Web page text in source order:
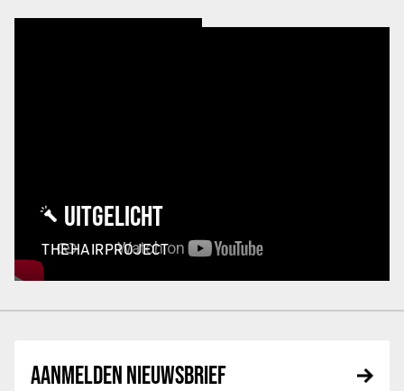
UITGELICHT
THEHAIRPROJECT
AANMELDEN NIEUWSBRIEF